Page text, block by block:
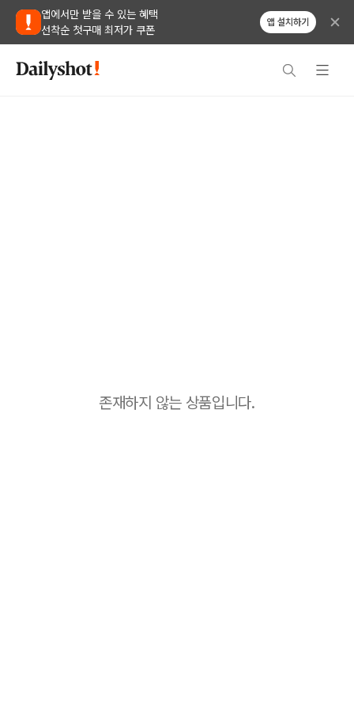
앱에서만 받을 수 있는 혜택
선착순 첫구매 최저가 쿠폰
앱 설치하기
존재하지 않는 상품입니다.